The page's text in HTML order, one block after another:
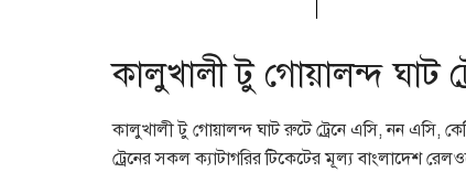
কালুখালী টু গোয়ালন্দ ঘাট
কালুখালী টু গোয়ালন্দ ঘাট রুটে ট্রেনে এসি, নন এসি,
ট্রেনের সকল ক্যাটাগরির টিকেটের মূল্য বাংলাদেশ